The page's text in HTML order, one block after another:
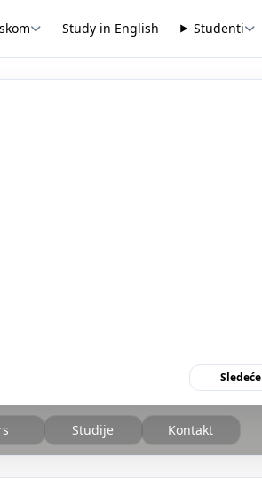
Study in English Studenti
Sledeće
Studije Kontakt